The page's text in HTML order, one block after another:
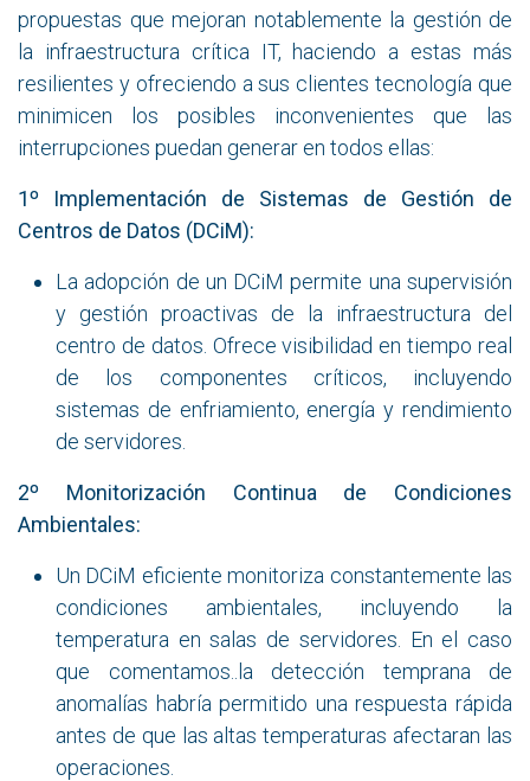
propuestas que mejoran notablemente la gestión de
la infraestructura crítica IT, haciendo a estas más
resilientes y ofreciendo a sus clientes tecnología que
minimicen los posibles inconvenientes que las
interrupciones puedan generar en todos ellas:
1º Implementación de Sistemas de Gestión de
Centros de Datos (DCiM):
La adopción de un DCiM permite una supervisión
y gestión proactivas de la infraestructura del
centro de datos. Ofrece visibilidad en tiempo real
de los componentes críticos, incluyendo
sistemas de enfriamiento, energía y rendimiento
de servidores.
2º Monitorización Continua de Condiciones
Ambientales:
Un DCiM eficiente monitoriza constantemente las
condiciones ambientales, incluyendo la
temperatura en salas de servidores. En el caso
que comentamos..la detección temprana de
anomalías habría permitido una respuesta rápida
antes de que las altas temperaturas afectaran las
operaciones.